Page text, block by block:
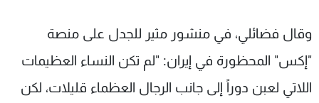
وقال فضائلي، في منشور مثير للجدل على منصة
"إكس" المحظورة في إيران: "لم تکن النساء العظيمات
اللاتي لعبن دوراً إلى جانب الرجال العظماء قليلات، لكن